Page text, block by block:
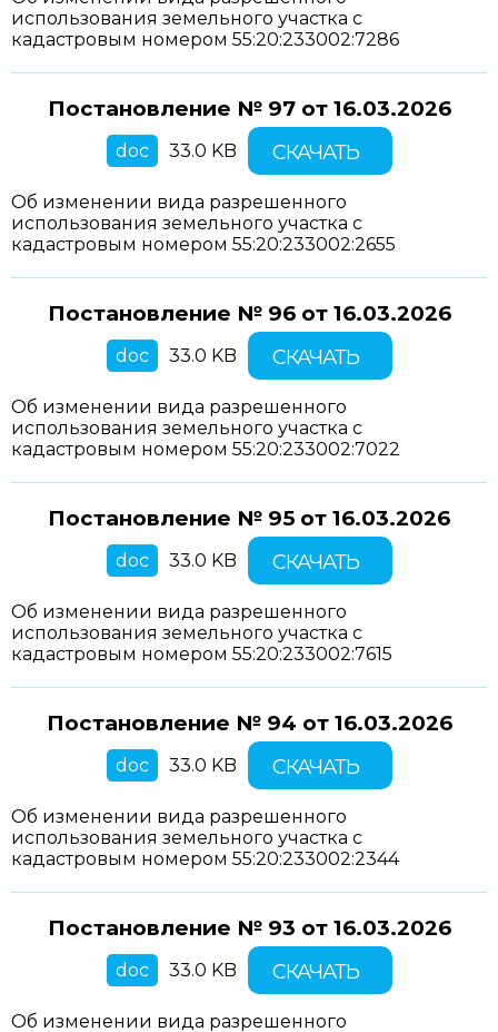
использования земельного участка с
кадастровым номером 55:20:233002:7286
Постановление № 97 от 16.03.2026
doc 33.0 KB СКАЧАТЬ
Об изменении вида разрешенного
использования земельного участка с
кадастровым номером 55:20:233002:2655
Постановление № 96 от 16.03.2026
doc 33.0 KB СКАЧАТЬ
Об изменении вида разрешенного
использования земельного участка с
кадастровым номером 55:20:233002:7022
Постановление № 95 от 16.03.2026
doc 33.0 KB СКАЧАТЬ
Об изменении вида разрешенного
использования земельного участка с
кадастровым номером 55:20:233002:7615
Постановление № 94 от 16.03.2026
doc 33.0 KB СКАЧАТЬ
Об изменении вида разрешенного
использования земельного участка с
кадастровым номером 55:20:233002:2344
Постановление № 93 от 16.03.2026
doc 33.0 KB СКАЧАТЬ
Об изменении вида разрешенного